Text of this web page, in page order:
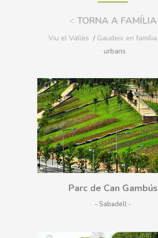
< TORNA A FAMÍLIA
Viu el Vallès / Gaudeix en família
urbans
Parc de Can Gambús
- Sabadell